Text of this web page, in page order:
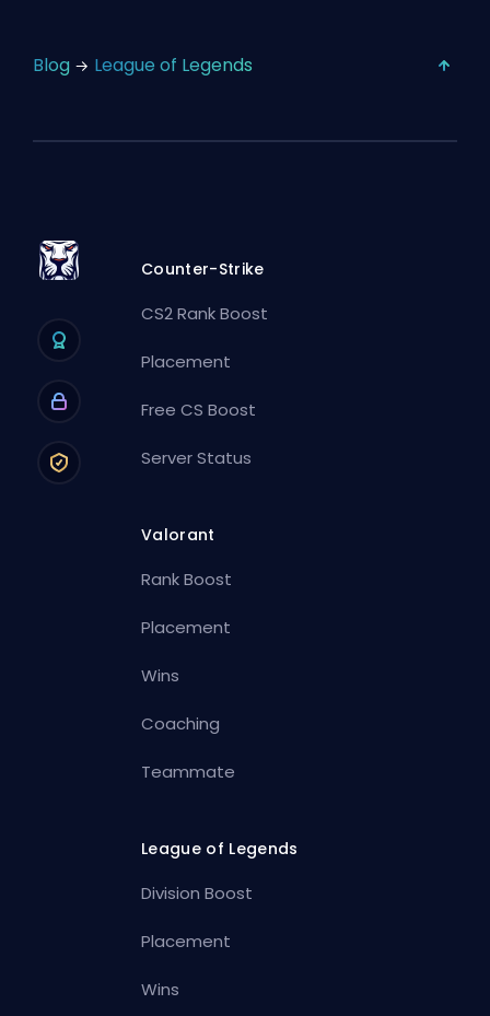
Blog League of Legends
Counter-Strike
CS2 Rank Boost
Placement
Free CS Boost
Server Status
Valorant
Rank Boost
Placement
Wins
Coaching
Teammate
League of Legends
Division Boost
Placement
Wins